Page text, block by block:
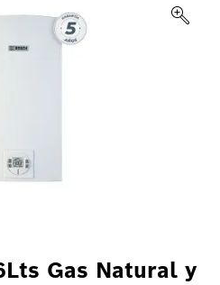
Gas Natural y